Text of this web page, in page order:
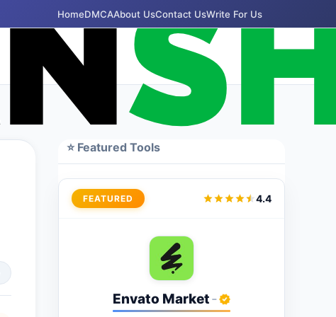
HomeDMCAAbout UsContact UsWrite For Us
⭐ Featured Tools
FEATURED 4.4
Envato Market-